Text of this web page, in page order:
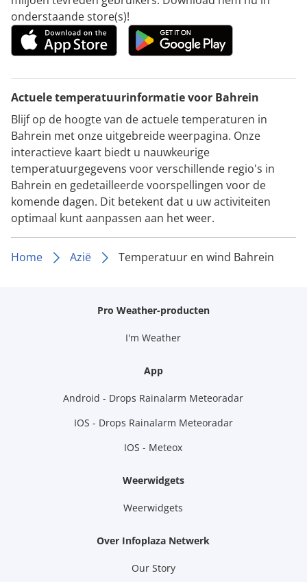
onderstaande store(s)!
Actuele temperatuurinformatie voor Bahrein
Blijf op de hoogte van de actuele temperaturen in
Bahrein met onze uitgebreide weerpagina. Onze
interactieve kaart biedt u nauwkeurige
temperatuurgegevens voor verschillende regio's in
Bahrein en gedetailleerde voorspellingen voor de
komende dagen. Dit betekent dat u uw activiteiten
optimaal kunt aanpassen aan het weer.
Home Azië Temperatuur en wind Bahrein
Pro Weather-producten
I'm Weather
App
Android - Drops Rainalarm Meteoradar
IOS - Drops Rainalarm Meteoradar
IOS - Meteox
Weerwidgets
Weerwidgets
Over Infoplaza Netwerk
Our Story